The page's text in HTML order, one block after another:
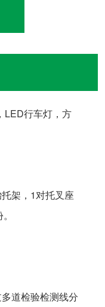
LED行车灯，方
架，1对托叉座
道检验检测线分